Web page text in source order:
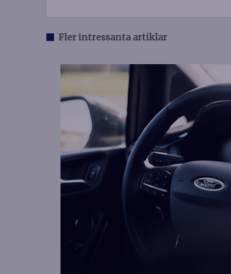
Fler intressanta artiklar